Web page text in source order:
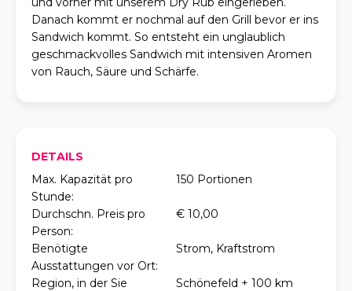
Danach kommt er nochmal auf den Grill bevor er ins
Sandwich kommt. So entsteht ein unglaublich
geschmackvolles Sandwich mit intensiven Aromen
von Rauch, Säure und Schärfe.
DETAILS
Max. Kapazität pro
Stunde:
150 Portionen
Durchschn. Preis pro
Person:
€ 10,00
Benötigte
Ausstattungen vor Ort:
Strom, Kraftstrom
Region, in der Sie Schönefeld + 100 km